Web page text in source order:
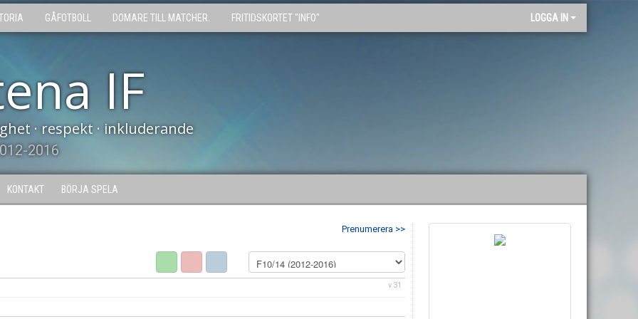
GÅFOTBOLL DOMARE TILL MATCHER. FRITIDSKORTET "INFO" LOGGA IN
IF
· respekt · inkluderande
2016
KONTAKT BÖRJA SPELA
Prenumerera >>
v.31